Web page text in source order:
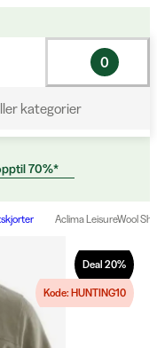
kategorier
0
70%*
Aclima LeisureWool
Deal 20%
Kode: HUNTING10